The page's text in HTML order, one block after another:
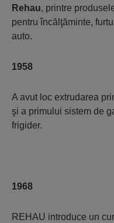
Rehau, printre
pentru încălţăminte,
auto.
1958
A avut loc extrudarea
şi a primului sistem de
frigider.
1968
REHAU introduce un